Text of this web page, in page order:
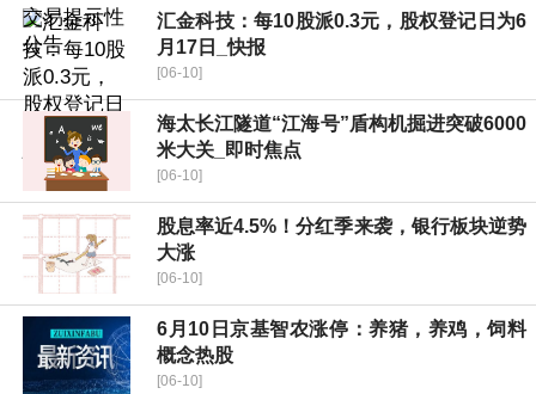
汇金科技：每10股派0.3元，股权登记日为6
月17日_快报
[06-10]
海太长江隧道“江海号”盾构机掘进突破6000
米大关_即时焦点
[06-10]
股息率近4.5%！分红季来袭，银行板块逆势
大涨
[06-10]
6月10日京基智农涨停：养猪，养鸡，饲料
概念热股
[06-10]